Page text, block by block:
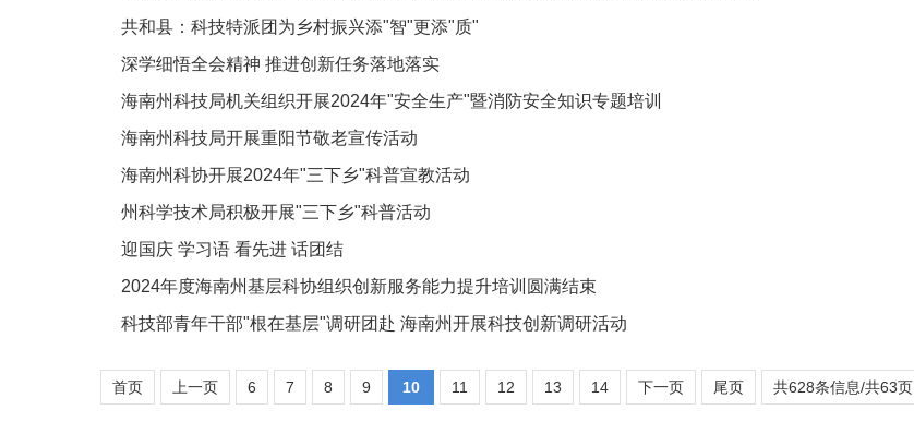
共和县：科技特派团为乡村振兴添"智"更添"质"
深学细悟全会精神 推进创新任务落地落实
海南州科技局机关组织开展2024年"安全生产"暨消防安全知识专题培训
海南州科技局开展重阳节敬老宣传活动
海南州科协开展2024年"三下乡"科普宣教活动
州科学技术局积极开展"三下乡"科普活动
迎国庆 学习语 看先进 话团结
2024年度海南州基层科协组织创新服务能力提升培训圆满结束
科技部青年干部"根在基层"调研团赴 海南州开展科技创新调研活动
首页 上一页 6 7 8 9 10 11 12 13 14 下一页 尾页 共628条信息/共63页